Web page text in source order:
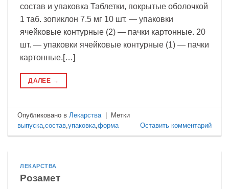
состав и упаковка Таблетки, покрытые оболочкой
1 таб. зопиклон 7.5 мг 10 шт. — упаковки
ячейковые контурные (2) — пачки картонные. 20
шт. — упаковки ячейковые контурные (1) — пачки
картонные.[…]
ДАЛЕЕ →
Опубликовано вЛекарства
Метки
выпуска,состав,упаковка,форма Оставить комментарий
ЛЕКАРСТВА
Розамет